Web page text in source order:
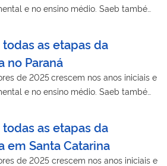
e no ensino médio. Saeb também
as etapas da
no Paraná
de 2025 crescem nos anos iniciais e
e no ensino médio. Saeb também
as etapas da
em Santa Catarina
de 2025 crescem nos anos iniciais e